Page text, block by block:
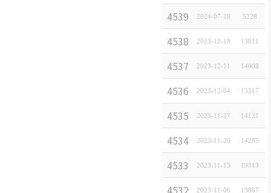
4539 [연구보고서 ]
2024-07-16 5228
4538 [일본경제속보] 한
2023-12-18 13811
4537 [일본경제속보] 한
2023-12-11 14008
4536 [일본경제속보] 한
2023-12-04 13317
4535 [일본경제속보] 한
2023-11-27 14121
4534 [일본경제속보] 한
2023-11-20 14285
4533 [일본경제속보] 한
2023-11-13 19313
4532 한
2023-11-06 13867